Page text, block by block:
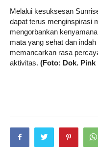
Melalui kesuksesan
dapat terus menginspirasi
mengorbankan
mata yang sehat dan
memancarkan rasa
aktivitas. (Foto: Dok. Pink